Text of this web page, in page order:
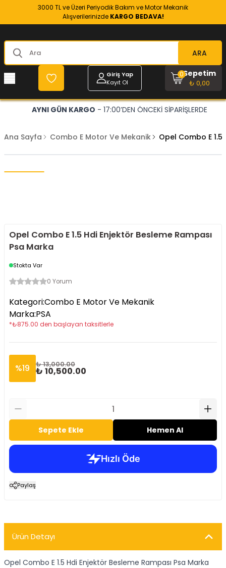
3000 TL ve Üzeri Periyodik Bakım ve Motor Mekanik
Alışverilerinizde KARGO BEDAVA!
ARA
Giriş Yap
Kayıt Ol
Sepetim
₺ 0,00
0
AYNI GÜN KARGO - 17:00’DEN ÖNCEKİ SİPARİŞLERDE
Ana Sayfa Combo E Motor Ve Mekanik Opel Combo E
Opel Combo E 1.5 Hdi Enjektör Besleme Rampası
Psa Marka
Stokta Var
0 Yorum
Kategori:Combo E Motor Ve Mekanik
Marka:PSA
*₺875.00 den başlayan taksitlerle
%19 ₺ 13,000.00
₺ 10,500.00
Sepete Ekle Hemen Al
Paylaş
Ürün Detayı
Opel Combo E 1.5 Hdi Enjektör Besleme Rampası Psa Marka